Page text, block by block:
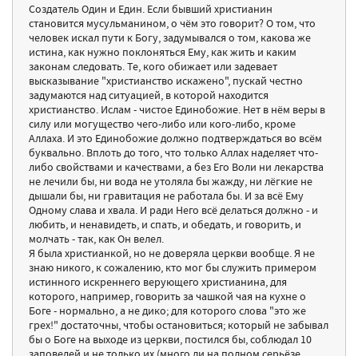
Создатель Один и Един. Если бывший христианин
становится мусульманином, о чём это говорит? О том, что
человек искал пути к Богу, задумывался о том, какова же
истина, как нужно поклоняться Ему, как жить и каким
законам следовать. Те, кого обижает или задевает
высказывание "христианство искажено", пускай честно
задумаются над ситуацией, в которой находится
христианство. Ислам - чистое Единобожие. Нет в нём веры в
силу или могущество чего-либо или кого-либо, кроме
Аллаха. И это Единобожие должно подтверждаться во всём
буквально. Вплоть до того, что только Аллах наделяет что-
либо свойствами и качествами, а без Его Воли ни лекарства
не лечили бы, ни вода не утоляла бы жажду, ни лёгкие не
дышали бы, ни гравитация не работала бы. И за всё Ему
Одному слава и хвала. И ради Него всё делаться должно - и
любить, и ненавидеть, и спать, и обедать, и говорить, и
молчать - так, как Он велел.
Я была христианкой, но не доверяла церкви вообще. Я не
знаю никого, к сожалению, кто мог бы служить примером
истинного искреннего верующего христианина, для
которого, например, говорить за чашкой чая на кухне о
Боге - нормально, а не дико; для которого слова "это же
грех!" достаточны, чтобы остановиться; который не забывал
бы о Боге на выходе из церкви, постился бы, соблюдал 10